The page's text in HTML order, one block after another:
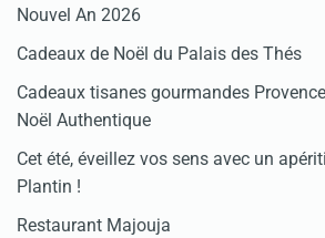
Nouvel An 2026
Cadeaux de Noël du Palais des Thés
Cadeaux tisanes gourmandes
Noël Authentique
Cet été, éveillez vos sens avec un
Plantin !
Restaurant Majouja